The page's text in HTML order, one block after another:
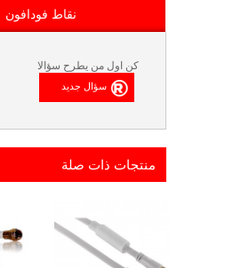
نقاط فودافون
كن اول من يطرح سؤالا
منتجات ذات صلة